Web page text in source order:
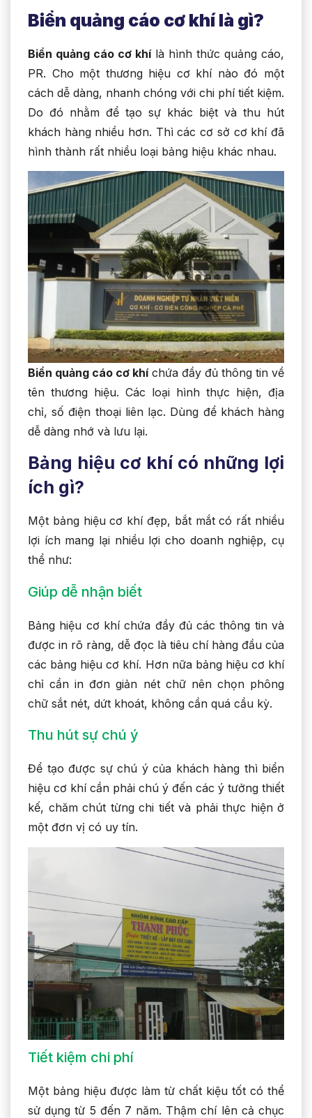
Biển quảng cáo cơ khí là gì?
Biển quảng cáo cơ khílà hình thức quảng cáo,
PR. Cho một thương hiệu cơ khí nào đó một
cách dễ dàng, nhanh chóng với chi phí tiết kiệm.
Do đó nhằm để tạo sự khác biệt và thu hút
khách hàng nhiều hơn. Thì các cơ sở cơ khí đã
hình thành rất nhiều loại bảng hiệu khác nhau.
Biển quảng cáo cơ khíchứa đầy đủ thông tin về
tên thương hiệu. Các loại hình thực hiện, địa
chỉ, số điện thoại liên lạc. Dùng để khách hàng
dễ dàng nhớ và lưu lại.
Bảng hiệu cơ khí có những lợi
ích gì?
Một bảng hiệu cơ khí đẹp, bắt mắt có rất nhiều
lợi ích mang lại nhiều lợi cho doanh nghiệp, cụ
thể như:
Giúp dễ nhận biết
Bảng hiệu cơ khí chứa đầy đủ các thông tin và
được in rõ ràng, dễ đọc là tiêu chí hàng đầu của
các bảng hiệu cơ khí. Hơn nữa bảng hiệu cơ khí
chỉ cần in đơn giản nét chữ nên chọn phông
chữ sắt nét, dứt khoát, không cần quá cầu kỳ.
Thu hút sự chú ý
Để tạo được sự chú ý của khách hàng thì biển
hiệu cơ khí cần phải chú ý đến các ý tưởng thiết
kế, chăm chút từng chi tiết và phải thực hiện ở
một đơn vị có uy tín.
Tiết kiệm chi phí
Một bảng hiệu được làm từ chất kiệu tốt có thể
sử dụng từ 5 đến 7 năm. Thậm chí lên cả chục